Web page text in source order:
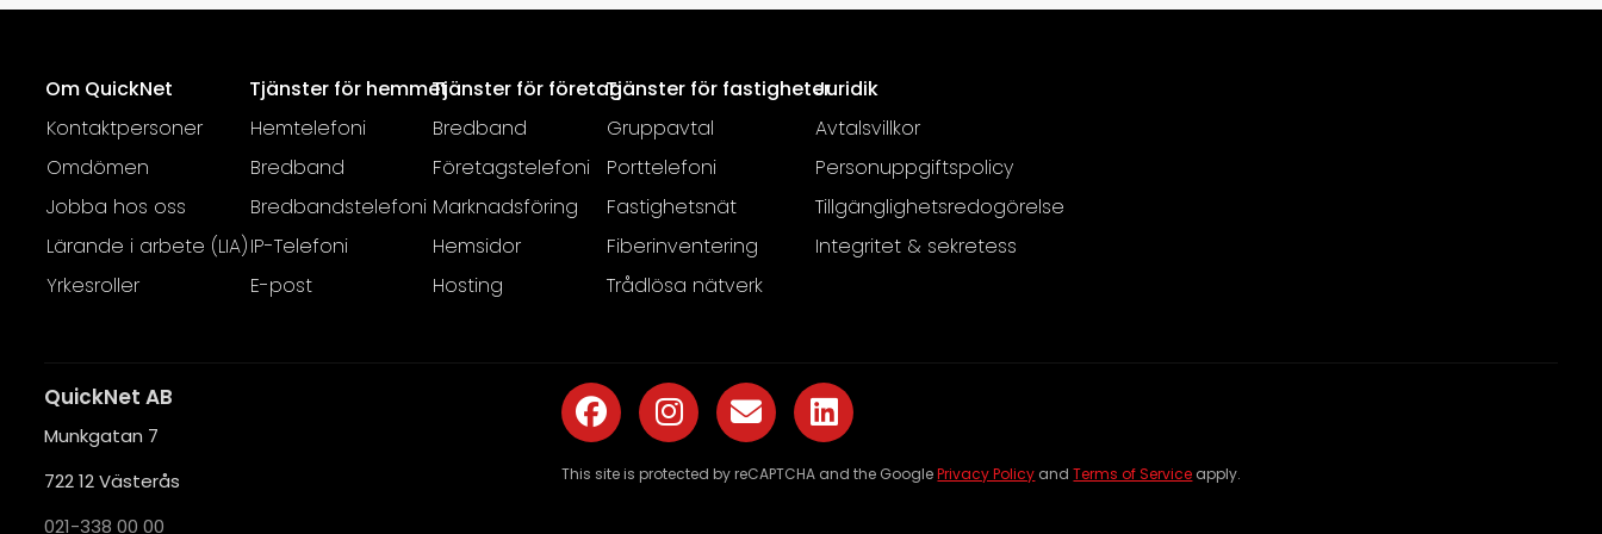
Om QuickNet
Kontaktpersoner
Omdömen
Jobba hos oss
Lärande i arbete (LIA)
Yrkesroller
Tjänster för hemmet
Hemtelefoni
Bredband
Bredbandstelefoni
IP-Telefoni
E-post
Tjänster för företag
Bredband
Företagstelefoni
Marknadsföring
Hemsidor
Hosting
Tjänster för fastigheter
Gruppavtal
Porttelefoni
Fastighetsnät
Fiberinventering
Trådlösa nätverk
Juridik
Avtalsvillkor
Personuppgiftspolicy
Tillgänglighetsredogörelse
Integritet & sekretess
QuickNet AB
Munkgatan 7
722 12 Västerås
021-338 00 00
This site is protected by reCAPTCHA and the GooglePrivacy Policy andTerms of Service apply.